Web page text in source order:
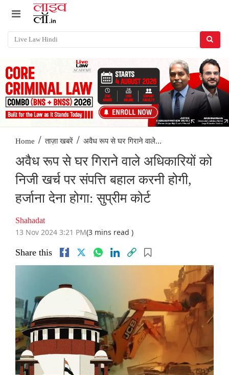
Home / ताज़ा खबरें / अवैध रूप से घर गिराने वाले...
अवैध रूप से घर गिराने वाले अधिकारियों को
निजी खर्च पर संपत्ति बहाल करनी होगी,
हर्जाना देना होगा: सुप्रीम कोर्ट
Shahadat
13 Nov 2024 3:21 PM(3 mins read )
Share this